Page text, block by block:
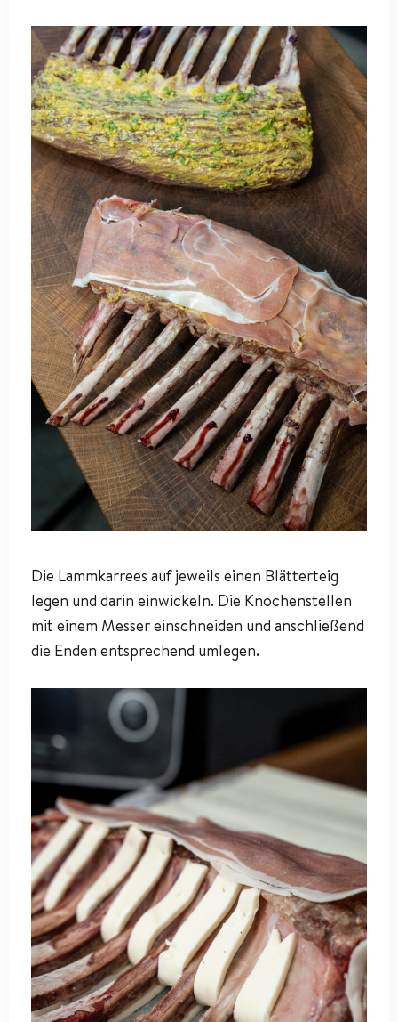
Die Lammkarrees auf jeweils einen Blätterteig
legen und darin einwickeln. Die Knochenstellen
mit einem Messer einschneiden und anschließend
die Enden entsprechend umlegen.